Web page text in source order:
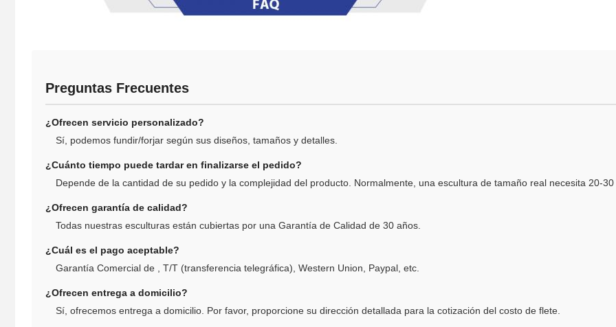
Preguntas Frecuentes
¿Ofrecen servicio personalizado?
Sí, podemos fundir/forjar según sus diseños, tamaños y detalles.
¿Cuánto tiempo puede tardar en finalizarse el pedido?
Depende de la cantidad de su pedido y la complejidad del producto. Normalmente, una escultura de tamaño real necesita 20-30
¿Ofrecen garantía de calidad?
Todas nuestras esculturas están cubiertas por una Garantía de Calidad de 30 años.
¿Cuál es el pago aceptable?
Garantía Comercial de , T/T (transferencia telegráfica), Western Union, Paypal, etc.
¿Ofrecen entrega a domicilio?
Sí, ofrecemos entrega a domicilio. Por favor, proporcione su dirección detallada para la cotización del costo de flete.